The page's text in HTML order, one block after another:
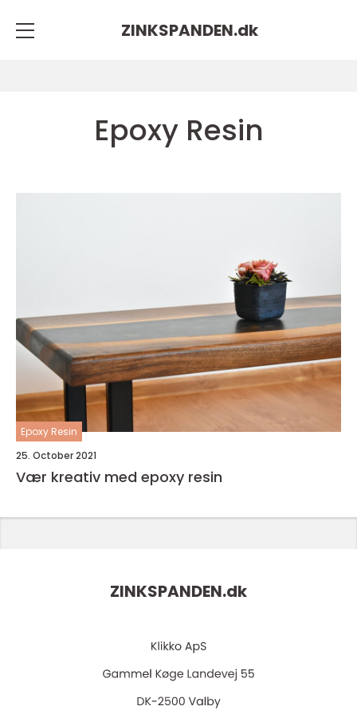
ZINKSPANDEN.dk
Epoxy Resin
Epoxy Resin
25. October 2021
Vær kreativ med epoxy resin
ZINKSPANDEN.dk